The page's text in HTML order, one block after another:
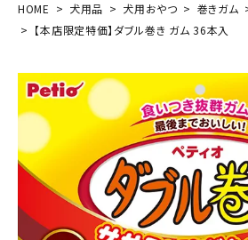
猫用品
うさぎ用品
ブランド別に探す
目的別に探す
SNS
HOME 犬用品 犬用おやつ 巻きガム
【本店限定特価】ダブル巻き ガム 36本入